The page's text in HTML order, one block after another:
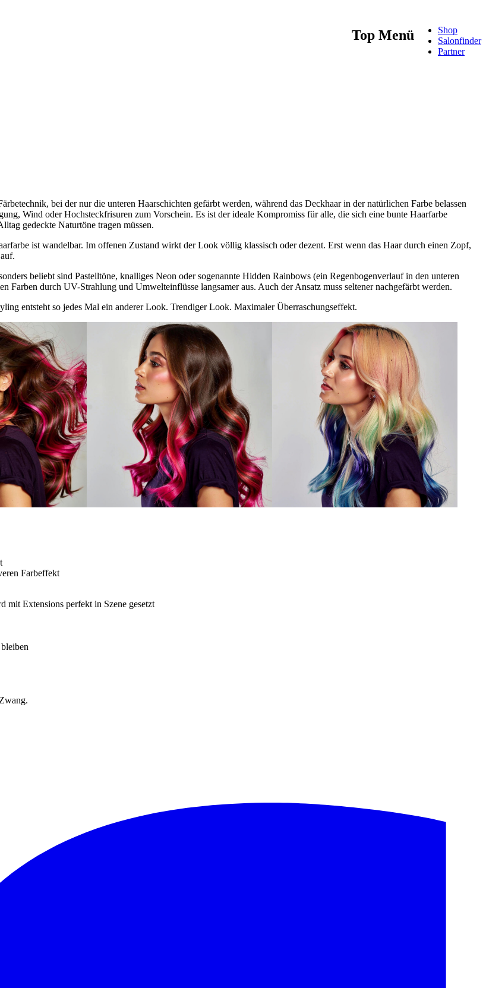
Top Menü
Shop
Salonfinder
Partner
bei der nur die unteren Haarschichten gefärbt werden, während das Deckhaar in der natürlichen Farbe belassen
Wind oder Hochsteckfrisuren zum Vorschein. Es ist der ideale Kompromiss für alle, die sich eine bunte Haarfarbe
gedeckte Naturtöne tragen müssen.
ist wandelbar. Im offenen Zustand wirkt der Look völlig klassisch oder dezent. Erst wenn das Haar durch einen Zopf,
beliebt sind Pastelltöne, knalliges Neon oder sogenannte Hidden Rainbows (ein Regenbogenverlauf in den unteren
Farben durch UV-Strahlung und Umwelteinflüsse langsamer aus. Auch der Ansatz muss seltener nachgefärbt werden.
entsteht so jedes Mal ein anderer Look. Trendiger Look. Maximaler Überraschungseffekt.
Farbeffekt
mit Extensions perfekt in Szene gesetzt